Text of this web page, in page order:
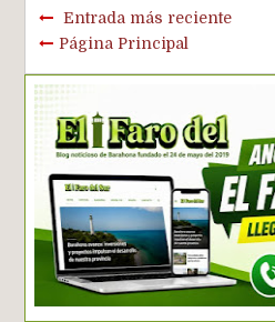
Entrada más reciente
Página Principal